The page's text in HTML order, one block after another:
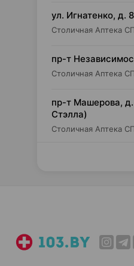
ул. Игнатенко, д.
пр-т
пр-т Машерова,
Стэлла)